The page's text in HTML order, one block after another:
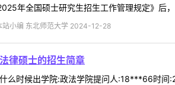
年全国硕士研究生招生工作管理规定》后
站小编 东北师范大学 2024-12-28
律硕士的招生简章
么时候出学院:政法学院提问人:18***66时